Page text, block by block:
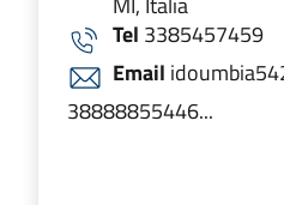
Tel 3385457459
Email
38888855446...